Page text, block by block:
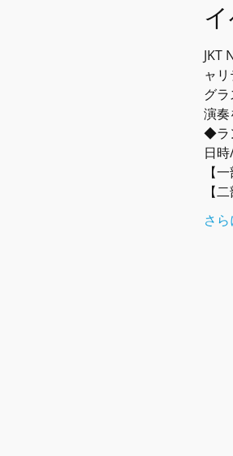
JKT
ャ
グ
演奏
◆ラ
日
【
【
さ